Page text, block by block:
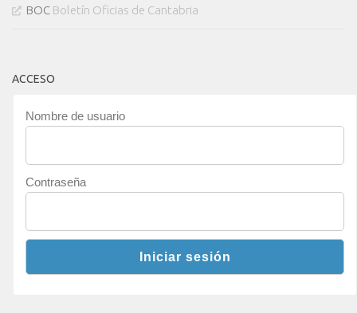
BOC Boletín Oficias de Cantabria
ACCESO
Nombre de usuario
Contraseña